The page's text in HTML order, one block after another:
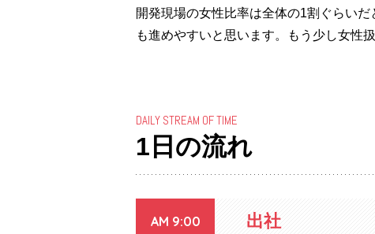
開発現場の女性比率は全体の1割ぐらい
も進めやすいと思います。もう少し女性
DAILY STREAM OF TIME
1日の流れ
AM 9:00 出社